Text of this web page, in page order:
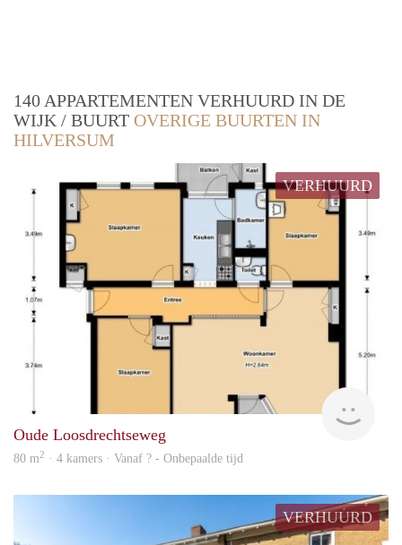
140 APPARTEMENTEN VERHUURD IN DE
WIJK / BUURT OVERIGE BUURTEN IN
HILVERSUM
VERHUURD
Oude Loosdrechtseweg
80 m2 · 4 kamers · Vanaf ? - Onbepaalde tijd
VERHUURD